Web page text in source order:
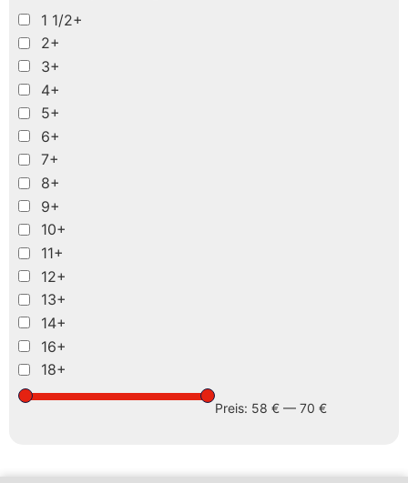
1 1/2+
2+
3+
4+
5+
6+
7+
8+
9+
10+
11+
12+
13+
14+
16+
18+
Preis: 58 € — 70 €